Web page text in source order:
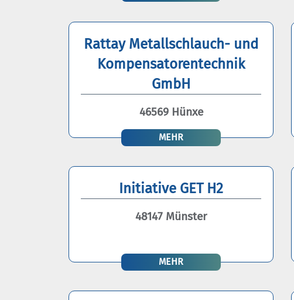
Rattay Metallschlauch- und
Kompensatorentechnik
GmbH
46569 Hünxe
MEHR
Initiative GET H2
48147 Münster
MEHR